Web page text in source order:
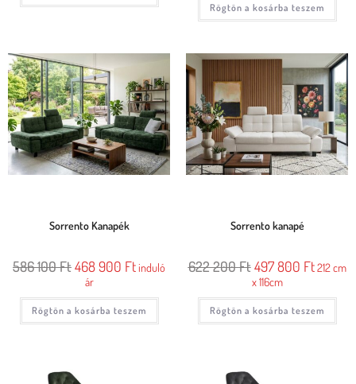
Rögtön a kosárba teszem
Sorrento Kanapék
586 100Ft468 900 Ftinduló
ár
Rögtön a kosárba teszem
Sorrento kanapé
622 200Ft 497 800 Ft212 cm
x 116cm
Rögtön a kosárba teszem